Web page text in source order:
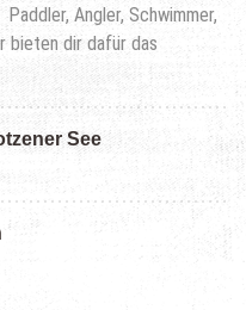
Angler, Schwimmer,
bieten dir dafür das
See